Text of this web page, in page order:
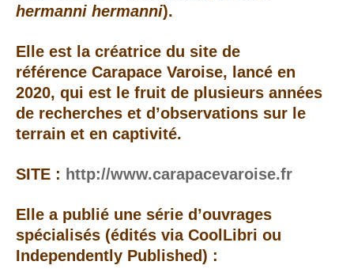
hermanni hermanni).
Elle est la créatrice du site de
référence Carapace Varoise, lancé en
2020, qui est le fruit de plusieurs années
de recherches et d’observations sur le
terrain et en captivité.
SITE : http://www.carapacevaroise.fr
Elle a publié une série d’ouvrages
spécialisés (édités via CoolLibri ou
Independently Published) :